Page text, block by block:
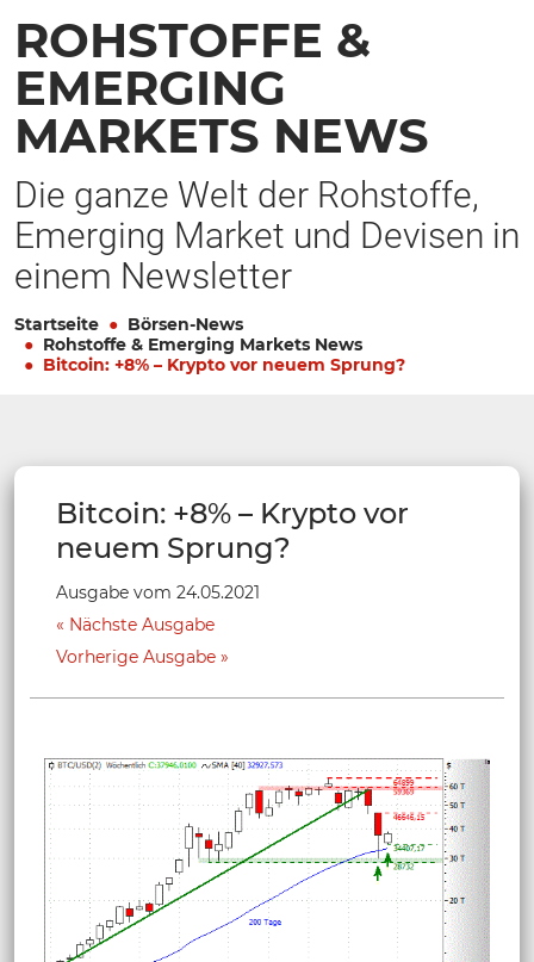
ROHSTOFFE &
EMERGING
MARKETS NEWS
Die ganze Welt der Rohstoffe,
Emerging Market und Devisen in
einem Newsletter
Startseite
Börsen-News
Rohstoffe & Emerging Markets News
Bitcoin: +8% – Krypto vor neuem Sprung?
Bitcoin: +8% – Krypto vor
neuem Sprung?
Ausgabe vom 24.05.2021
Nächste Ausgabe
Vorherige Ausgabe